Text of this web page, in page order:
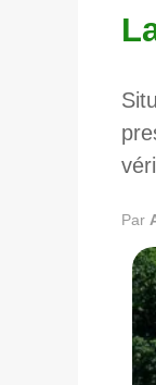
Par